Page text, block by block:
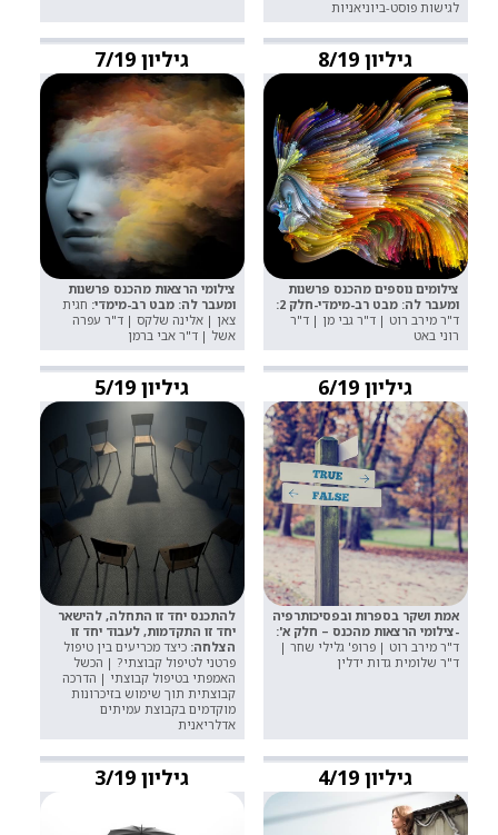
לגישות פוסט-ביוניאניות
גיליון 8/19
צילומים נוספים מהכנס פרשנות
ומעבר לה: מבט רב-מימדי-חלק 2:
ד"ר מירב רוט | ד"ר גבי מן | ד"ר
רוני באט
גיליון 7/19
צילומי הרצאות מהכנס פרשנות
ומעבר לה: מבט רב-מימדי: חגית
צאן | אלינה שלקס | ד"ר עפרה
אשל | ד"ר אבי ברמן
גיליון 6/19
אמת ושקר בספרות ובפסיכותרפיה
-צילומי הרצאות מהכנס – חלק א':
ד"ר מירב רוט | פרופ' גלילי שחר |
ד"ר שלומית גדות ידלין
גיליון 5/19
להתכנס יחד זו התחלה, להישאר
יחד זו התקדמות, לעבוד יחד זו
הצלחה: כיצד מכריעים בין טיפול
פרטני לטיפול קבוצתי? | הכשל
האמפתי בטיפול קבוצתי | הדרכה
קבוצתית תוך שימוש בזיכרונות
מוקדמים בקבוצת עמיתים
אדלריאנית
גיליון 4/19 גיליון 3/19